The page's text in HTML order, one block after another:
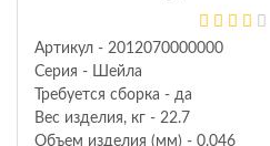
Артикул - 2012070000000
Серия - Шейла
Требуется сборка - да
Вес изделия, кг - 22.7
Объем изделия (мм) - 0.046